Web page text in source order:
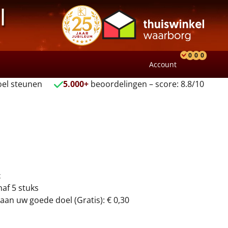
Account
0 0 0
steunen 5.000+ beoordelingen – score: 8.8/10
5 stuks
uw goede doel (Gratis): € 0,30